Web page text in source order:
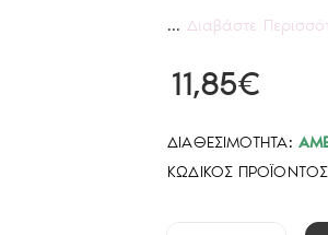
... Διαβάστε
ΔΙΑΘΕΣΙΜΌΤΗΤΑ:
ΚΩΔΙΚΌΣ
11,85€